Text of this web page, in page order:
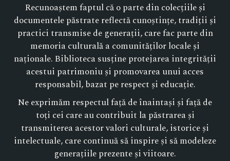
Recunoaștem faptul că o parte din colecțiile și
documentele păstrate reflectă cunoștințe, tradiții și
practici transmise de generații, care fac parte din
memoria culturală a comunităților locale și
naționale. Biblioteca susține protejarea integrității
acestui patrimoniu și promovarea unui acces
responsabil, bazat pe respect și educație.
Ne exprimăm respectul față de înaintași și față de
toți cei care au contribuit la păstrarea și
transmiterea acestor valori culturale, istorice și
intelectuale, care continuă să inspire și să modeleze
generațiile prezente și viitoare.